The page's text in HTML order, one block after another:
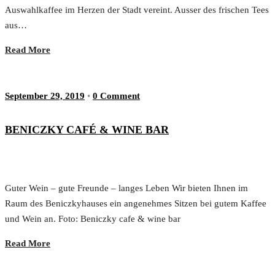
Auswahlkaffee im Herzen der Stadt vereint. Ausser des frischen Tees
aus…
Read More
September 29, 2019 • 0 Comment
BENICZKY CAFÉ & WINE BAR
Guter Wein – gute Freunde – langes Leben Wir bieten Ihnen im
Raum des Beniczkyhauses ein angenehmes Sitzen bei gutem Kaffee
und Wein an. Foto: Beniczky cafe & wine bar
Read More